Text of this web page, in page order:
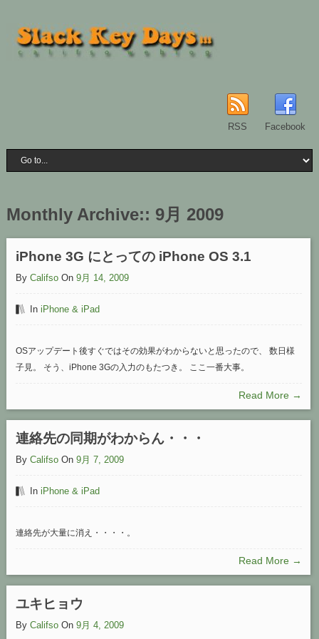
RSS Facebook
Monthly Archive:: 9月 2009
iPhone 3G にとっての iPhone OS 3.1
By Califso On 9月 14, 2009
In iPhone & iPad
OSアップデート後すぐではその効果がわからないと思ったので、 数日様
子見。 そう、iPhone 3Gの入力のもたつき。 ここ一番大事。
Read More →
連絡先の同期がわからん・・・
By Califso On 9月 7, 2009
In iPhone & iPad
連絡先が大量に消え・・・・。
Read More →
ユキヒョウ
By Califso On 9月 4, 2009